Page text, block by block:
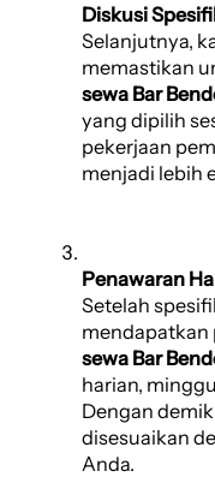
Diskusi
Selanjutnya,
memastikan
sewa Bar
yang dipilih
pekerjaan
menjadi lebih
Penawaran
Setelah
mendapatkan
sewa Bar
harian,
Dengan
disesuaikan
Anda.